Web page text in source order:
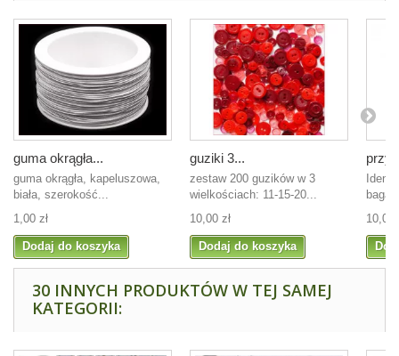
guma okrągła...
guma okrągła, kapeluszowa,
biała, szerokość...
1,00 zł
Dodaj do koszyka
guziki 3...
zestaw 200 guzików w 3
wielkościach: 11-15-20...
10,00 zł
Dodaj do koszyka
10,00
30 INNYCH PRODUKTÓW W TEJ SAMEJ
KATEGORII: